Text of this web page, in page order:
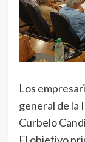
Los
general de la
Curbelo